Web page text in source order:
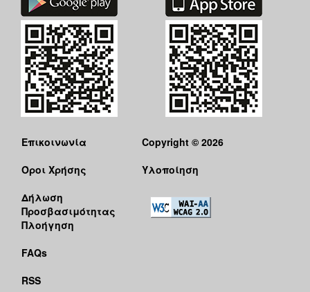
Επικοινωνία
Όροι Χρήσης
Δήλωση
Προσβασιμότητας
Πλοήγηση
FAQs
RSS
Copyright © 2026
Υλοποίηση